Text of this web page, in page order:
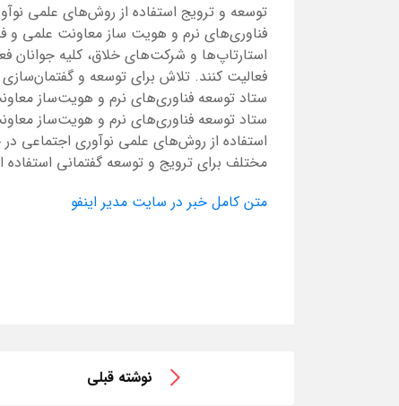
توسعه و ترویج استفاده از روش‌های علمی
فناوری‌های نرم و هویت ساز معاونت علمی و
استارتاپ‌ها و شرکت‌های خلاق، کلیه جوانان
فعالیت کنند. تلاش برای توسعه و
ستاد توسعه فناوری‌های نرم و هویت‌ساز
ستاد توسعه فناوری‌های نرم و هویت‌ساز
استفاده از روش‌های علمی نوآوری اجتماعی
مختلف برای ترویج و توسعه گفتمانی
متن کامل خبر در سایت مدیر اینفو
نوشته قبلی